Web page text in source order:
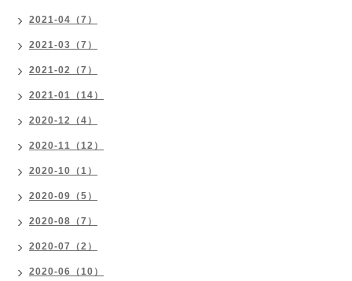
2021-04（7）
2021-03（7）
2021-02（7）
2021-01（14）
2020-12（4）
2020-11（12）
2020-10（1）
2020-09（5）
2020-08（7）
2020-07（2）
2020-06（10）